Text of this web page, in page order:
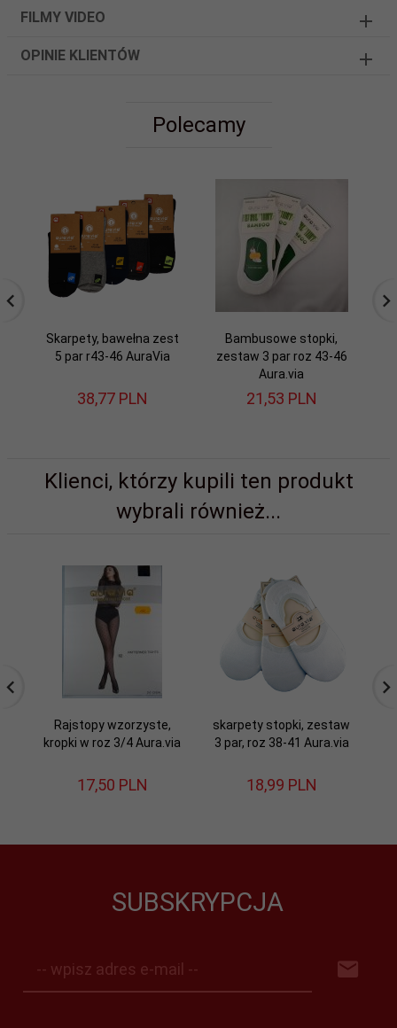
FILMY VIDEO
OPINIE KLIENTÓW
Polecamy
Skarpety, bawełna zest
5 par r43-46 AuraVia
38,77 PLN
Bambusowe stopki,
zestaw 3 par roz 43-46
Aura.via
21,53 PLN
Klienci, którzy kupili ten produkt
wybrali również...
Rajstopy wzorzyste,
kropki w roz 3/4 Aura.via
17,50 PLN
skarpety stopki, zestaw
3 par, roz 38-41 Aura.via
18,99 PLN
SUBSKRYPCJA
-- wpisz adres e-mail --